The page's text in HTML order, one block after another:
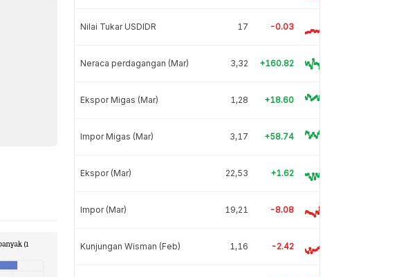
Nilai Tukar USDIDR 17 -0.03
Neraca perdagangan (Mar) 3,32 +160.82
Ekspor Migas (Mar) 1,28 +18.60
Impor Migas (Mar) 3,17 +58.74
Ekspor (Mar) 22,53 +1.62
Impor (Mar) 19,21 -8.08
Kunjungan Wisman (Feb) 1,16 -2.42